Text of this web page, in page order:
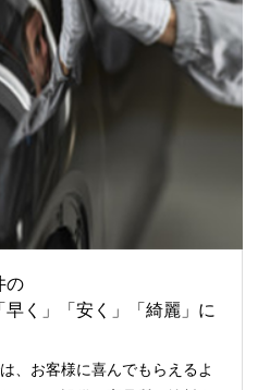
の
く」「安く」「綺麗」に
、お客様に喜んでもらえるよ